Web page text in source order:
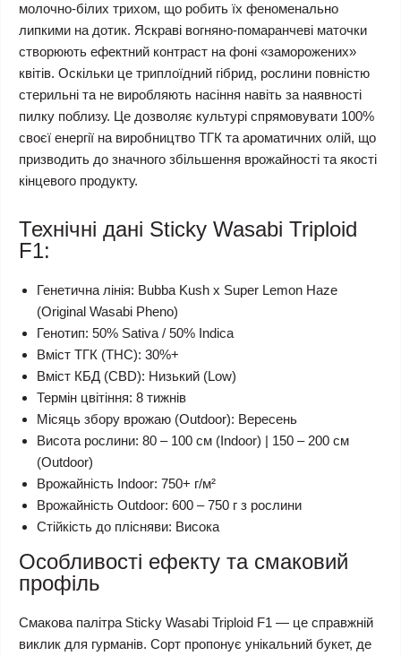
молочно-білих трихом, що робить їх феноменально
липкими на дотик. Яскраві вогняно-помаранчеві маточки
створюють ефектний контраст на фоні «заморожених»
квітів. Оскільки це триплоїдний гібрид, рослини повністю
стерильні та не виробляють насіння навіть за наявності
пилку поблизу. Це дозволяє культурі спрямовувати 100%
своєї енергії на виробництво ТГК та ароматичних олій, що
призводить до значного збільшення врожайності та якості
кінцевого продукту.
Технічні дані Sticky Wasabi Triploid
F1:
Генетична лінія: Bubba Kush x Super Lemon Haze
(Original Wasabi Pheno)
Генотип: 50% Sativa / 50% Indica
Вміст ТГК (THC): 30%+
Вміст КБД (CBD): Низький (Low)
Термін цвітіння: 8 тижнів
Місяць збору врожаю (Outdoor): Вересень
Висота рослини: 80 – 100 см (Indoor) | 150 – 200 см
(Outdoor)
Врожайність Indoor: 750+ г/м²
Врожайність Outdoor: 600 – 750 г з рослини
Стійкість до плісняви: Висока
Особливості ефекту та смаковий
профіль
Смакова палітра Sticky Wasabi Triploid F1 — це справжній
виклик для гурманів. Сорт пропонує унікальний букет, де